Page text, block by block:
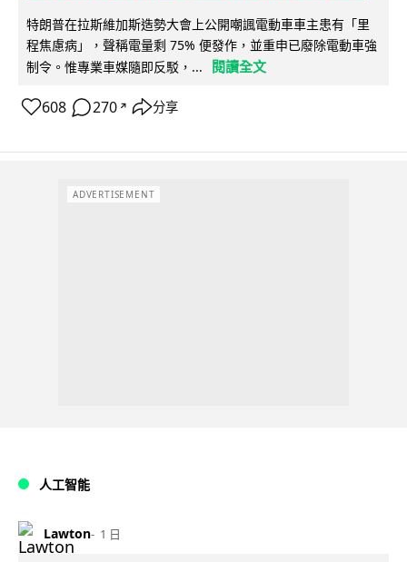
特朗普在拉斯維加斯造勢大會上公開嘲諷電動車車主患有「里
程焦慮病」，聲稱電量剩 75% 便發作，並重申已廢除電動車強
制令。惟專業車媒隨即反駁，...
閱讀全文
608 270 ↗ 分享
ADVERTISEMENT
人工智能
Lawton 1 日